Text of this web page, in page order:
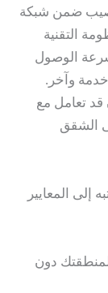
ضمن شبكة
التقنية
الوصول
وآخر.
تعامل مع
الشقق
إلى المعايير
دون